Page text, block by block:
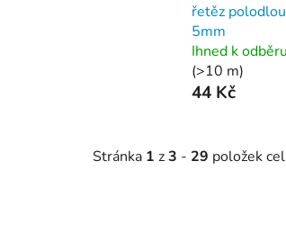
řetěz
5mm
Ihned k odběru
(>10 m)
44 Kč
Stránka 1 z3 - 29 položek